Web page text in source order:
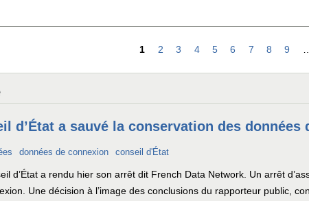
1 2 3 4 5 6 7 8 9
d’État a sauvé la conservation des données
données de connexion conseil d'État
d’État a rendu hier son arrêt dit French Data Network. Un arrêt
Une décision à l’image des conclusions du rapporteur public,